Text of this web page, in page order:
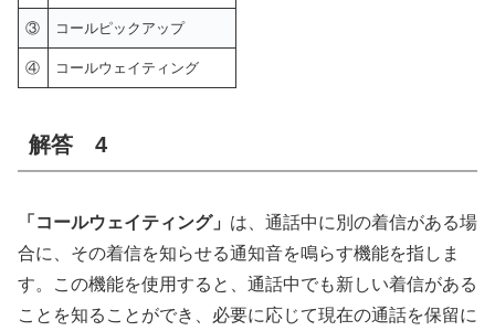
③ コールピックアップ
④ コールウェイティング
解答 4
「コールウェイティング」 は、通話中に別の着信がある場
合に、その着信を知らせる通知音を鳴らす機能を指しま
す。この機能を使用すると、通話中でも新しい着信がある
ことを知ることができ、必要に応じて現在の通話を保留に